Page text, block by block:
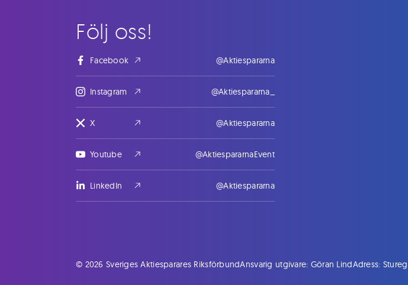
Följ oss!
Facebook @Aktiespararna
Instagram @Aktiespararna_
X @Aktiespararna
Youtube @AktiespararnaEvent
LinkedIn @Aktiespararna
© 2026 Sveriges Aktiesparares RiksförbundAnsvarig utgivare: Göran LindAdress: